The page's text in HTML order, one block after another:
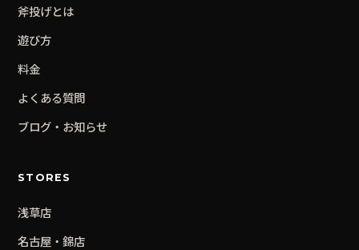
斧投げとは
遊び方
料金
よくある質問
ブログ・お知らせ
STORES
浅草店
名古屋・錦店